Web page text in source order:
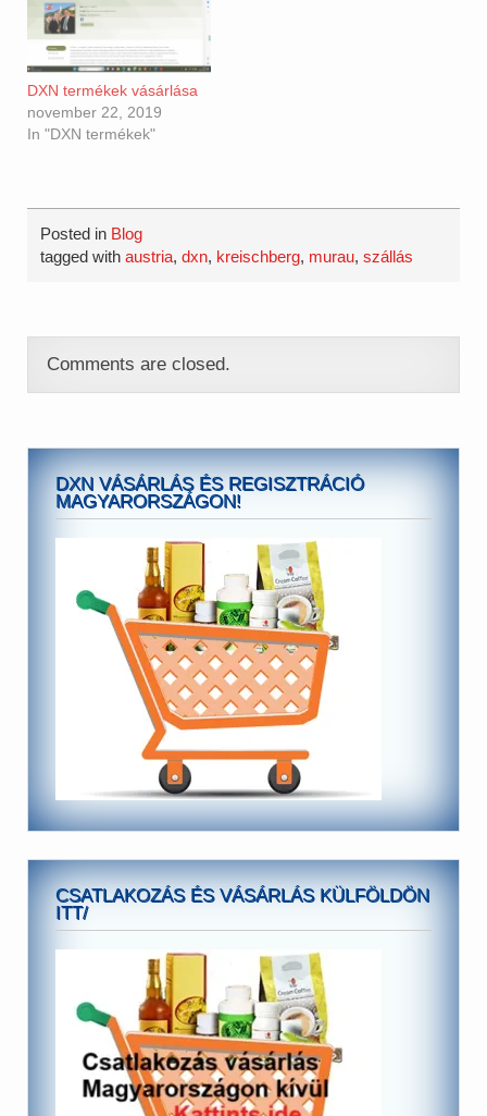
egyszerűen félnek
adatokat megadni az
emberek. Pedig roppant
egyszerű, egyértelmű, és
semmilyen
kötelezettséggel nem jár.
Nincs havi kötelező
DXN termékek vásárlása
november 22, 2019
In "DXN termékek"
Posted in Blog
tagged withaustria,dxn, kreischberg, murau,szállás
Comments are closed.
DXN VÁSÁRLÁS ÉS REGISZTRÁCIÓ
MAGYARORSZÁGON!
CSATLAKOZÁS ÉS VÁSÁRLÁS KÜLFÖLDÖN
ITT/